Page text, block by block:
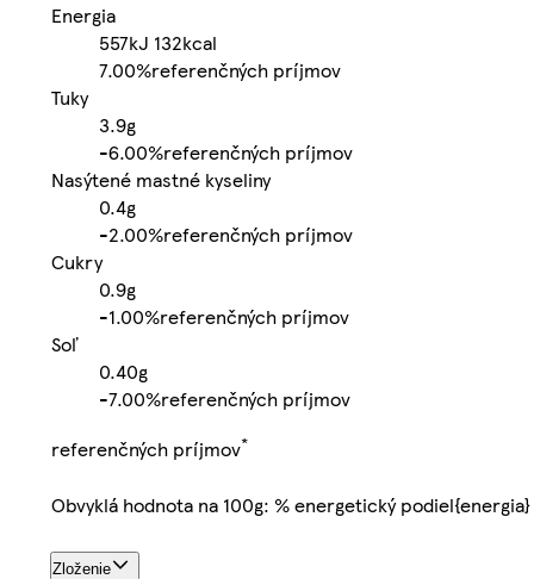
Energia
557kJ 132kcal
7.00%referenčných príjmov
Tuky
3.9g
-6.00%referenčných príjmov
Nasýtené mastné kyseliny
0.4g
-2.00%referenčných príjmov
Cukry
0.9g
-1.00%referenčných príjmov
Soľ
0.40g
-7.00%referenčných príjmov
referenčných príjmov*
Obvyklá hodnota na 100g: % energetický podiel{energia}
Zloženie